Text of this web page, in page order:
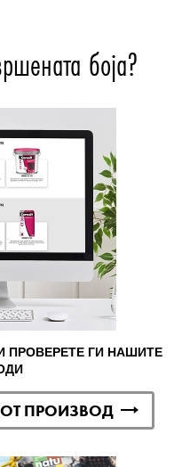
боја?
ПРОВЕРЕТЕ ГИ НАШИТЕ
ПРОИЗВОД